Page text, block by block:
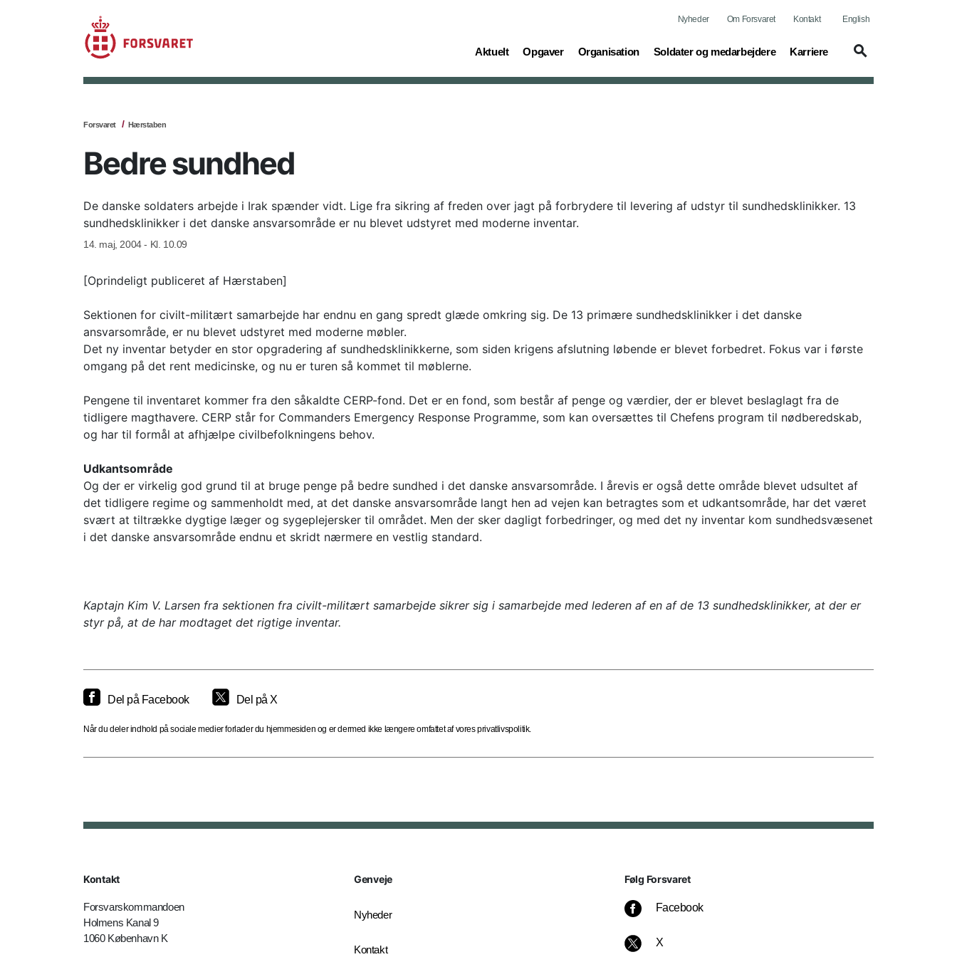
Nyheder Om Forsvaret Kontakt English
Aktuelt
(current) Opgaver
(current) Organisation
(current) Soldater og medarbejdere
(current) Karriere
(current)
Forsvaret Hærstaben
Bedre sundhed
De danske soldaters arbejde i Irak spænder vidt. Lige fra sikring af freden over jagt på forbrydere til levering af udstyr til sundhedsklinikker. 13
sundhedsklinikker i det danske ansvarsområde er nu blevet udstyret med moderne inventar.
14. maj, 2004 - Kl. 10.09
[Oprindeligt publiceret af Hærstaben]
Sektionen for civilt-militært samarbejde har endnu en gang spredt glæde omkring sig. De 13 primære sundhedsklinikker i det danske
ansvarsområde, er nu blevet udstyret med moderne møbler.
Det ny inventar betyder en stor opgradering af sundhedsklinikkerne, som siden krigens afslutning løbende er blevet forbedret. Fokus var i første
omgang på det rent medicinske, og nu er turen så kommet til møblerne.
Pengene til inventaret kommer fra den såkaldte CERP-fond. Det er en fond, som består af penge og værdier, der er blevet beslaglagt fra de
tidligere magthavere. CERP står for Commanders Emergency Response Programme, som kan oversættes til Chefens program til nødberedskab,
og har til formål at afhjælpe civilbefolkningens behov.
Udkantsområde
Og der er virkelig god grund til at bruge penge på bedre sundhed i det danske ansvarsområde. I årevis er også dette område blevet udsultet af
det tidligere regime og sammenholdt med, at det danske ansvarsområde langt hen ad vejen kan betragtes som et udkantsområde, har det været
svært at tiltrække dygtige læger og sygeplejersker til området. Men der sker dagligt forbedringer, og med det ny inventar kom sundhedsvæsenet
i det danske ansvarsområde endnu et skridt nærmere en vestlig standard.
Kaptajn Kim V. Larsen fra sektionen fra civilt-militært samarbejde sikrer sig i samarbejde med lederen af en af de 13 sundhedsklinikker, at der er
styr på, at de har modtaget det rigtige inventar.
Del på Facebook Del på X
Når du deler indhold på sociale medier forlader du hjemmesiden og er dermed ikke længere omfattet af vores privatlivspolitik.
Kontakt
Forsvarskommandoen
Holmens Kanal 9
1060 København K
Genveje
Nyheder
Kontakt
Følg Forsvaret
Facebook
X